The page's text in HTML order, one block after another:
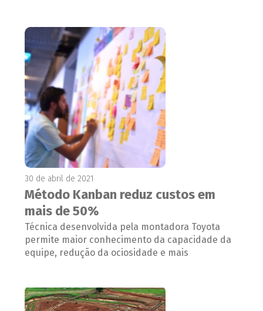
30 de abril de 2021
Método Kanban reduz custos em
mais de 50%
Técnica desenvolvida pela montadora Toyota
permite maior conhecimento da capacidade da
equipe, redução da ociosidade e mais